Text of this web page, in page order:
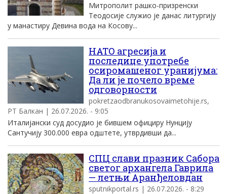
Митрополит рашко-призренски
Теодосије служио је данас литургију
у манастиру Девина вода на Косову...
НАТО агресија и
последице употребе
осиромашеног уранијума:
Да ли је почело време
одговорности
pokretzaodbranukosovaimetohije.rs,
РТ Балкан | 26.07.2026. - 9:05
Италијански суд досудио је бившем официру Нунцију
Сантучију 300.000 евра одштете, утврдивши да...
СПЦ слави празник Сабора
светог архангела Гаврила
— летњи Аранђеловдан
sputnikportal.rs | 26.07.2026. - 8:29